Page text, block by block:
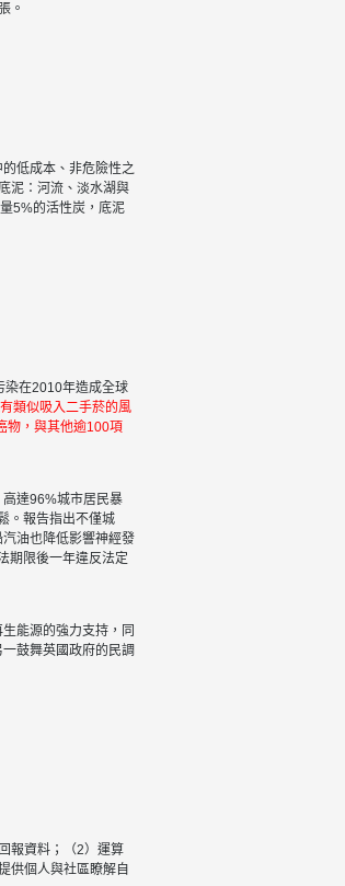
。
低成本、非危險性之
泥：河流、淡水湖與
5%的活性炭，底泥
染在2010年造成全球
類似吸入二手菸的風
物，與其他逾100項
達96%城市居民暴
。報告指出不僅城
油也降低影響神經發
期限後一年違反法定
能源的強力支持，同
鼓舞英國政府的民調
報資料；（2）運算
供個人與社區瞭解自